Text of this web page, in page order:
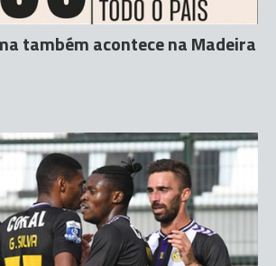
também acontece na Madeira